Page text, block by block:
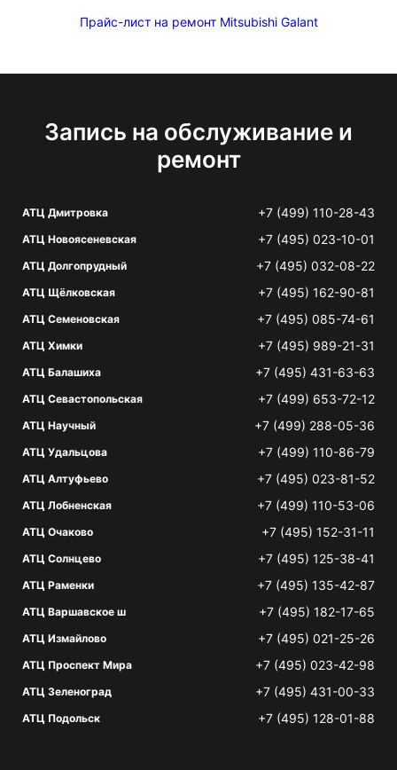
Прайс-лист на ремонт Mitsubishi Galant
Запись на обслуживание и
ремонт
АТЦ Дмитровка +7 (499) 110-28-43
АТЦ Новоясеневская +7 (495) 023-10-01
АТЦ Долгопрудный +7 (495) 032-08-22
АТЦ Щёлковская +7 (495) 162-90-81
АТЦ Семеновская +7 (495) 085-74-61
АТЦ Химки +7 (495) 989-21-31
АТЦ Балашиха +7 (495) 431-63-63
АТЦ Севастопольская +7 (499) 653-72-12
АТЦ Научный +7 (499) 288-05-36
АТЦ Удальцова +7 (499) 110-86-79
АТЦ Алтуфьево +7 (495) 023-81-52
АТЦ Лобненская +7 (499) 110-53-06
АТЦ Очаково +7 (495) 152-31-11
АТЦ Солнцево +7 (495) 125-38-41
АТЦ Раменки +7 (495) 135-42-87
АТЦ Варшавское ш +7 (495) 182-17-65
АТЦ Измайлово +7 (495) 021-25-26
АТЦ Проспект Мира +7 (495) 023-42-98
АТЦ Зеленоград +7 (495) 431-00-33
АТЦ Подольск +7 (495) 128-01-88